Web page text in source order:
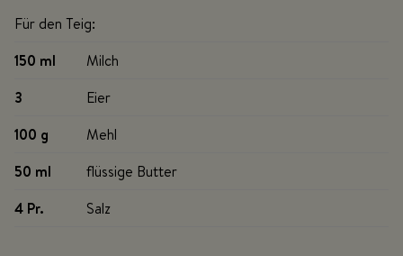
Für den Teig:
150 ml
Milch
3
Eier
100 g
Mehl
50 ml
flüssige Butter
4 Pr. Salz